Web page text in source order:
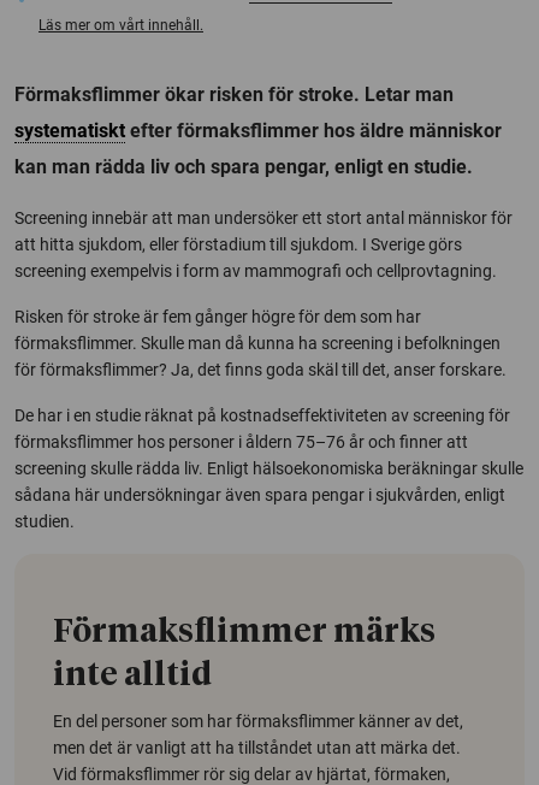
Läs mer om vårt innehåll.
Förmaksflimmer ökar risken för stroke. Letar man
systematiskt efter förmaksflimmer hos äldre människor
kan man rädda liv och spara pengar, enligt en studie.
Screening innebär att man undersöker ett stort antal människor för
att hitta sjukdom, eller förstadium till sjukdom. I Sverige görs
screening exempelvis i form av mammografi och cellprovtagning.
Risken för stroke är fem gånger högre för dem som har
förmaksflimmer. Skulle man då kunna ha screening i befolkningen
för förmaksflimmer? Ja, det finns goda skäl till det, anser forskare.
De har i en studie räknat på kostnadseffektiviteten av screening för
förmaksflimmer hos personer i åldern 75–76 år och finner att
screening skulle rädda liv. Enligt hälsoekonomiska beräkningar skulle
sådana här undersökningar även spara pengar i sjukvården, enligt
studien.
Förmaksflimmer märks
inte alltid
En del personer som har förmaksflimmer känner av det,
men det är vanligt att ha tillståndet utan att märka det.
Vid förmaksflimmer rör sig delar av hjärtat, förmaken,